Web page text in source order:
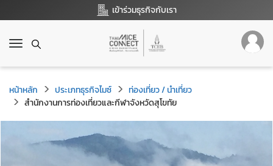
เข้าร่วมธุรกิจกับเรา
T
g
g
l
e
n
หน้าหลัก ประเภทธุรกิจไมซ์
ท่องเที่ยว / นำเที่ยว
สำนักงานการท่องเที่ยวและกีฬาจังหวัดสุโขทัย